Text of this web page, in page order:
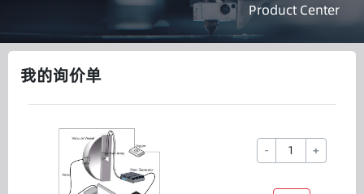
Product Center
我的询价单
- +